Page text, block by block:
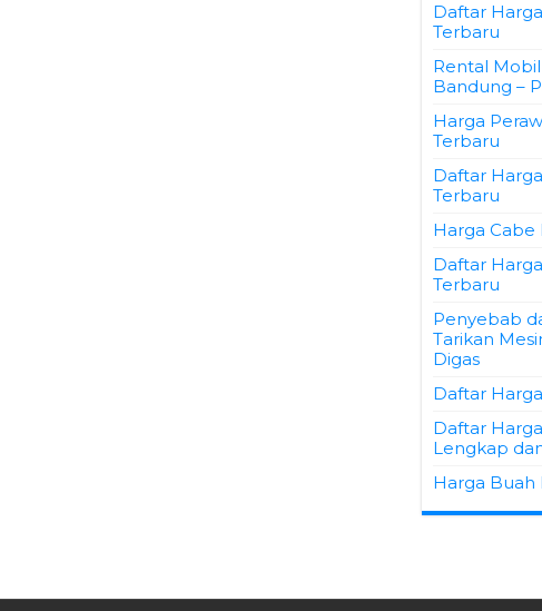
Daftar
Terbaru
Rental
Bandung –
Harga
Terbaru
Daftar
Terbaru
Harga Cabe
Daftar
Terbaru
Penyebab
Tarikan
Digas
Daftar
Daftar
Lengkap
Harga Buah